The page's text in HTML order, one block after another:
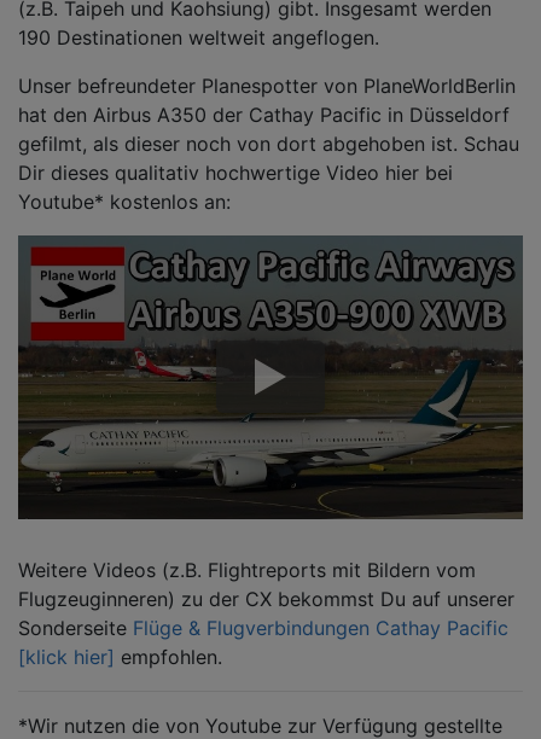
(z.B. Taipeh und Kaohsiung) gibt. Insgesamt werden
190 Destinationen weltweit angeflogen.
Unser befreundeter Planespotter von PlaneWorldBerlin
hat den Airbus A350 der Cathay Pacific in Düsseldorf
gefilmt, als dieser noch von dort abgehoben ist. Schau
Dir dieses qualitativ hochwertige Video hier bei
Youtube* kostenlos an:
Weitere Videos (z.B. Flightreports mit Bildern vom
Flugzeuginneren) zu der CX bekommst Du auf unserer
Sonderseite Flüge & Flugverbindungen Cathay Pacific
[klick hier] empfohlen.
*Wir nutzen die von Youtube zur Verfügung gestellte